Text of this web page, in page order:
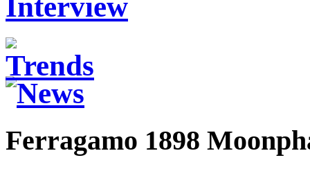
Ferragamo 1898